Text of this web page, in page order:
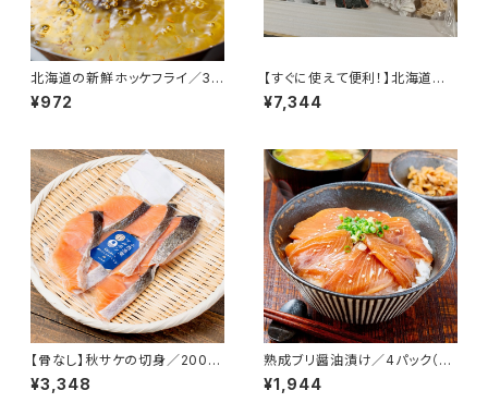
北海道の新鮮ホッケフライ／30
0g（３Ⅾ冷凍） 真ホッケ 揚げる
だけ 北海道産 寿都産 真空パッ
お酒 ご飯 ご飯のお供 肴 ほっけ
真ほっけ フライ ほっけフライ
¥972
【すぐに使えて便利！】北海道の
海の幸詰合せ／（３Ｄ冷凍）
¥7,344
【骨なし】秋サケの切身／200g
×4パック（急速冷凍）
¥3,348
熟成ブリ醤油漬け／4パック（急
速冷凍） 1パック/110ｇ前後 北
海道産 寿都産 鰤 真空パック ぶ
¥1,944